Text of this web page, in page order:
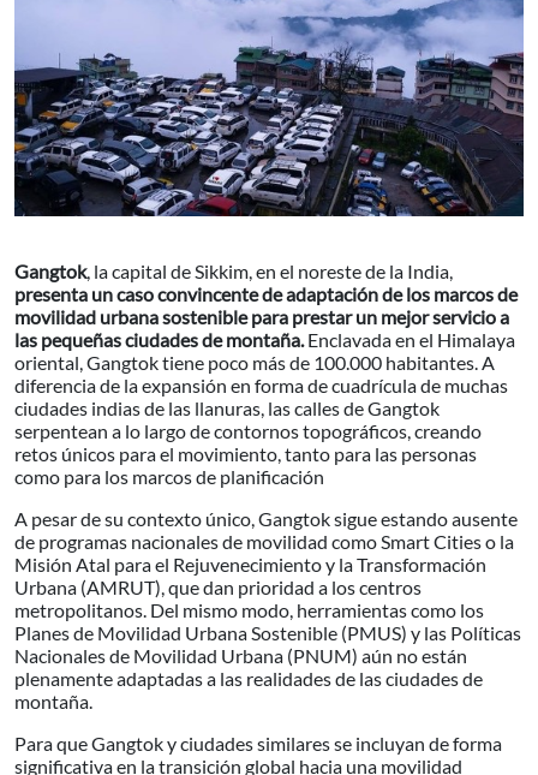
Gangtok, la capital de Sikkim, en el noreste de la India,
presenta un caso convincente de adaptación de los marcos de
movilidad urbana sostenible para prestar un mejor servicio a
las pequeñas ciudades de montaña.Enclavada en el Himalaya
oriental, Gangtok tiene poco más de 100.000 habitantes. A
diferencia de la expansión en forma de cuadrícula de muchas
ciudades indias de las llanuras, las calles de Gangtok
serpentean a lo largo de contornos topográficos, creando
retos únicos para el movimiento, tanto para las personas
como para los marcos de planificación
A pesar de su contexto único, Gangtok sigue estando ausente
de programas nacionales de movilidad como Smart Cities o la
Misión Atal para el Rejuvenecimiento y la Transformación
Urbana (AMRUT), que dan prioridad a los centros
metropolitanos. Del mismo modo, herramientas como los
Planes de Movilidad Urbana Sostenible (PMUS) y las Políticas
Nacionales de Movilidad Urbana (PNUM) aún no están
plenamente adaptadas a las realidades de las ciudades de
montaña.
Para que Gangtok y ciudades similares se incluyan de forma
significativa en la transición global hacia una movilidad